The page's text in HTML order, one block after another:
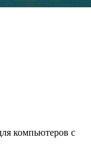
компьютеров с